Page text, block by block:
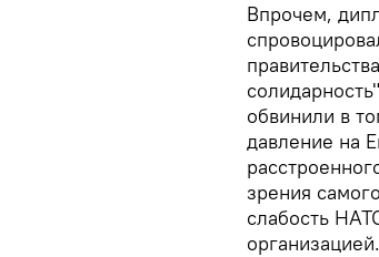
Впрочем,
обвинили в
давление на
зрения
слабость